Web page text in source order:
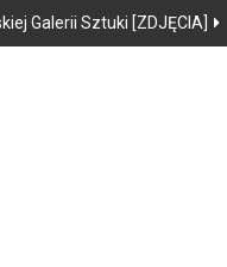
Galerii Sztuki [ZDJĘCIA]